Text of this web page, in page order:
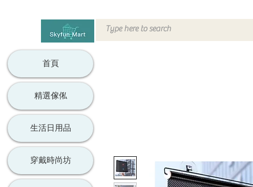
首頁
精選傢俬
生活日用品
穿戴時尚坊